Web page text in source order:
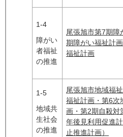
1-4
障がい
者福祉
の推進
尾張旭市第7期障
期障がい福祉計
福祉計画
1-5
地域共
生社会
の推進
尾張旭市地域福
福祉計画・第6次
画・第2期自殺対
年後見利用促進
止推進計画）